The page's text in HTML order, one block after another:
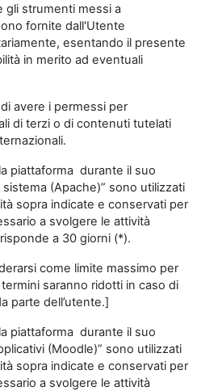
gli strumenti messi a
fornite dall'Utente
esentando il presente
in merito ad eventuali
avere i permessi per
di terzi o di contenuti tutelati
piattaforma durante il suo
(Apache)” sono utilizzati
sopra indicate e conservati per
a svolgere le attività
a 30 giorni (*).
come limite massimo per
saranno ridotti in caso di
parte dell’utente.]
piattaforma durante il suo
(Moodle)” sono utilizzati
sopra indicate e conservati per
a svolgere le attività